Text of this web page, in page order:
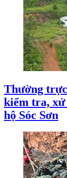
Thường
kiểm tra,
hộ Sóc Sơn